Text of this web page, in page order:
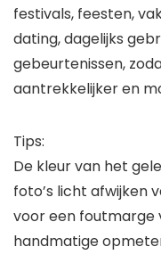
festivals, feesten,
dating, dagelijks
gebeurtenissen,
aantrekkelijker en
Tips:
De kleur van het
foto’s licht afwijken
voor een foutmarge
handmatige